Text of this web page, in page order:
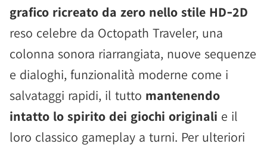
grafico ricreato da zero nello stile HD‑2D
reso celebre da Octopath Traveler, una
colonna sonora riarrangiata, nuove sequenze
e dialoghi, funzionalità moderne come i
salvataggi rapidi, il tutto mantenendo
intatto lo spirito dei giochi originali e il
loro classico gameplay a turni. Per ulteriori